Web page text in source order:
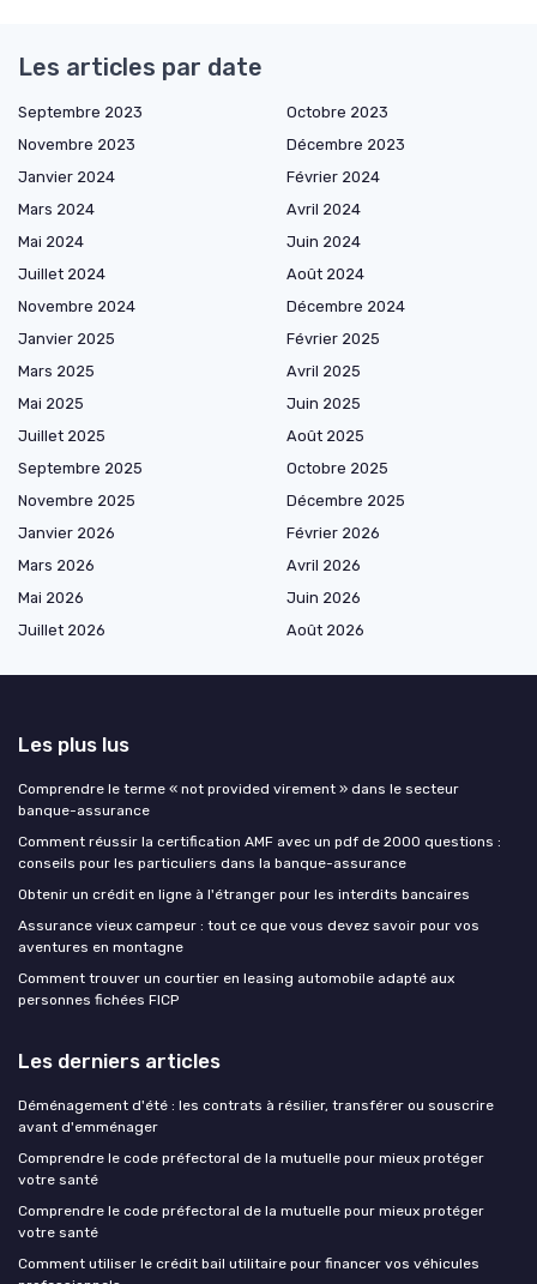
Les articles par date
Septembre 2023
Octobre 2023
Novembre 2023
Décembre 2023
Janvier 2024
Février 2024
Mars 2024
Avril 2024
Mai 2024
Juin 2024
Juillet 2024
Août 2024
Novembre 2024
Décembre 2024
Janvier 2025
Février 2025
Mars 2025
Avril 2025
Mai 2025
Juin 2025
Juillet 2025
Août 2025
Septembre 2025
Octobre 2025
Novembre 2025
Décembre 2025
Janvier 2026
Février 2026
Mars 2026
Avril 2026
Mai 2026
Juin 2026
Juillet 2026
Août 2026
Les plus lus
Comprendre le terme « not provided virement » dans le secteur
banque-assurance
Comment réussir la certification AMF avec un pdf de 2000 questions :
conseils pour les particuliers dans la banque-assurance
Obtenir un crédit en ligne à l'étranger pour les interdits bancaires
Assurance vieux campeur : tout ce que vous devez savoir pour vos
aventures en montagne
Comment trouver un courtier en leasing automobile adapté aux
personnes fichées FICP
Les derniers articles
Déménagement d'été : les contrats à résilier, transférer ou souscrire
avant d'emménager
Comprendre le code préfectoral de la mutuelle pour mieux protéger
votre santé
Comprendre le code préfectoral de la mutuelle pour mieux protéger
votre santé
Comment utiliser le crédit bail utilitaire pour financer vos véhicules